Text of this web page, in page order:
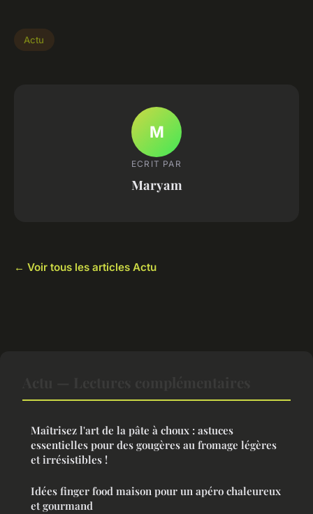
Actu
M
ECRIT PAR
Maryam
← Voir tous les articles Actu
Maîtrisez l'art de la pâte à choux : astuces
essentielles pour des gougères au fromage légères
et irrésistibles !
Idées finger food maison pour un apéro chaleureux
et gourmand